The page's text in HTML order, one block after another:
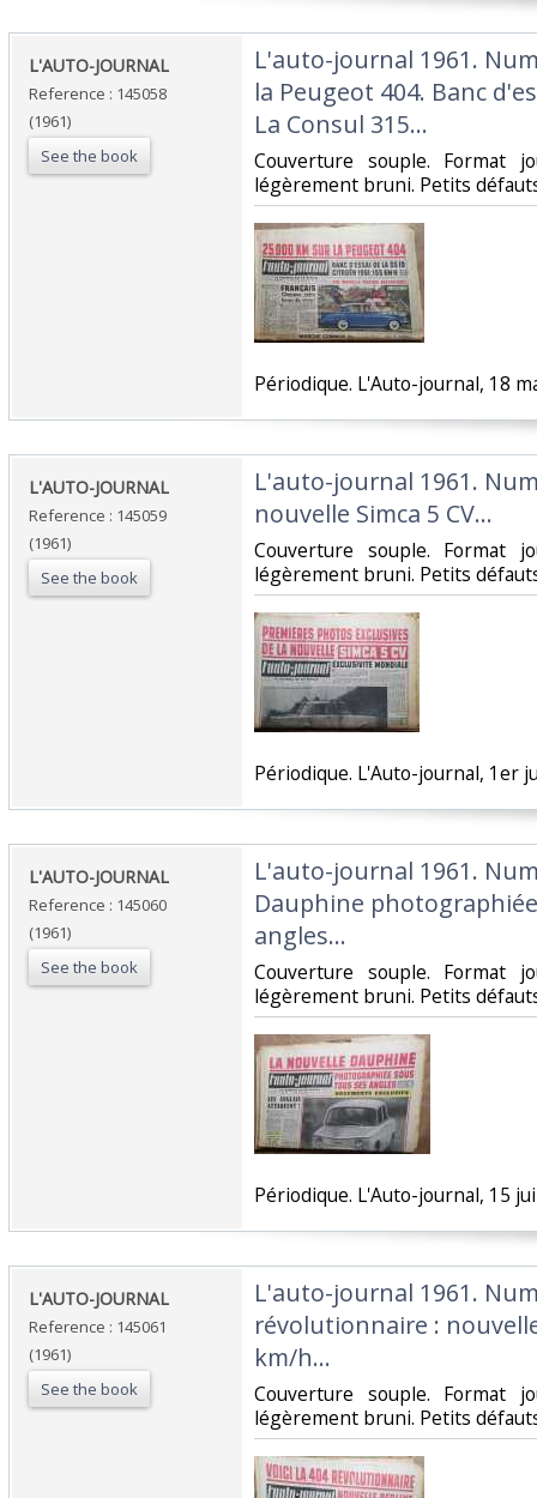
‎L'AUTO-JOURNAL ‎
Reference : 145058
(1961)
See the book
‎L'auto-journal 1961.
la Peugeot 404. Banc
La Consul 315…‎
‎Couverture souple. Format
légèrement bruni. Petits
‎Périodique. L'Auto-journal, 18
‎L'AUTO-JOURNAL ‎
Reference : 145059
(1961)
See the book
‎L'auto-journal 1961.
nouvelle Simca 5 CV...‎
‎Couverture souple. Format
légèrement bruni. Petits
‎Périodique. L'Auto-journal, 1er
‎L'AUTO-JOURNAL ‎
Reference : 145060
(1961)
See the book
‎L'auto-journal 1961.
Dauphine
angles…‎
‎Couverture souple. Format
légèrement bruni. Petits
‎Périodique. L'Auto-journal, 15
‎L'AUTO-JOURNAL ‎
Reference : 145061
(1961)
See the book
‎L'auto-journal 1961.
révolutionnaire :
km/h…‎
‎Couverture souple. Format
légèrement bruni. Petits